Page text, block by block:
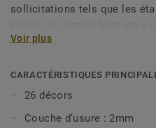
sollicitations tels que les
aspect d’origine en lui
iQ Eminent est sans
compatible avec les
salles propres. iQ Eminent
Voir plus
CARACTÉRISTIQUES
26 décors
Couche d’usure : 2mm